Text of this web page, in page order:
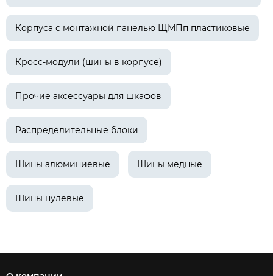
Корпуса с монтажной панелью ЩМПп пластиковые
Кросс-модули (шины в корпусе)
Прочие аксессуары для шкафов
Распределительные блоки
Шины алюминиевые Шины медные
Шины нулевые